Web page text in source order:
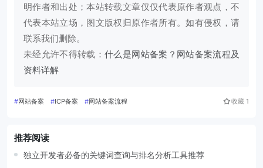
明作者和出处；本站转载文章仅仅代表原作者观点，不
代表本站立场，图文版权归原作者所有。如有侵权，请
联系我们删除。
未经允许不得转载：什么是网站备案？网站备案流程及
资料详解
#网站备案 #ICP备案 #网站备案流程 收藏 1
推荐阅读
独立开发者必备的关键词查询与排名分析工具推荐